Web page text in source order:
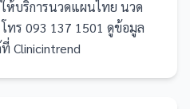
ห้บริการนวดแผนไทย นวด
ทร 093 137 1501 ดูข้อมูล
Clinicintrend